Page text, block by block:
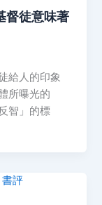
督徒意味著
給人的印象
所曝光的
智」的標